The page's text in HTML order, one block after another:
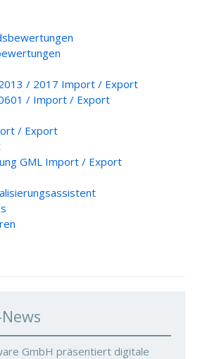
/ 2017 Import / Export
/ Import / Export
/ Export
GML Import / Export
News
GmbH präsentiert digitale